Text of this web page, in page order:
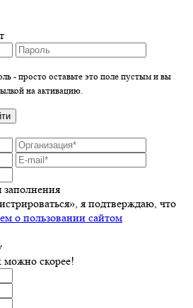
- просто оставьте это поле пустым и вы
на активацию.
заполнения
я подтверждаю, что
о пользовании сайтом
скорее!